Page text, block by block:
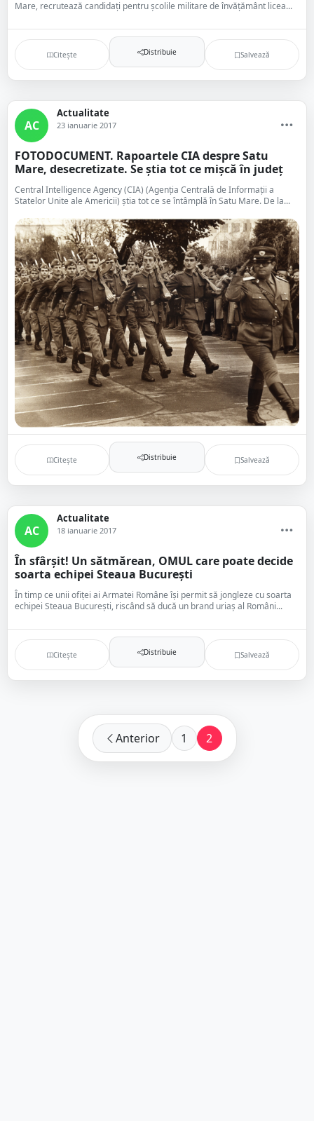
Mare, recrutează candidaţi pentru școlile militare de învăţământ licea...
Citește Distribuie Salvează
AC
Actualitate
23 ianuarie 2017
FOTODOCUMENT. Rapoartele CIA despre Satu
Mare, desecretizate. Se știa tot ce mișcă în județ
Central Intelligence Agency (CIA) (Agenția Centrală de Informații a
Statelor Unite ale Americii) știa tot ce se întâmplă în Satu Mare. De la...
Citește Distribuie Salvează
AC
Actualitate
18 ianuarie 2017
În sfârșit! Un sătmărean, OMUL care poate decide
soarta echipei Steaua București
În timp ce unii ofiței ai Armatei Române își permit să jongleze cu soarta
echipei Steaua București, riscând să ducă un brand uriaș al Români...
Citește Distribuie Salvează
Anterior 1 2